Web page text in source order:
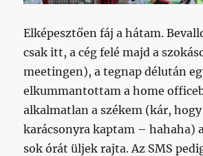
Elképesztően fáj a hátam.
csak itt, a cég felé majd a
meetingen), a tegnap délután
elkummantottam a home
alkalmatlan a székem (kár,
karácsonyra kaptam – hahaha)
sok órát üljek rajta. Az SMS